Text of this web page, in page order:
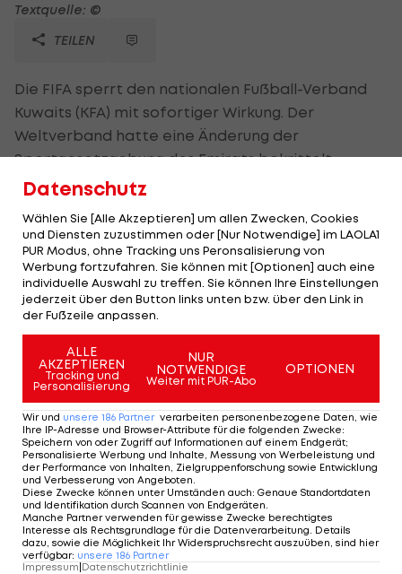
Textquelle: ©
TEILEN
Die FIFA sperrt den nationalen Fußball-Verband
Kuwaits (KFA) mit sofortiger Wirkung. Der
Weltverband hatte eine Änderung der
Sportgesetzgebung des Emirats bekrittelt,
welche die Unabhängigkeit der KFA gefährde.
umgesetzt. Durch die Sperre ist allen
kuwaitischen Fußball-Mannschaften jeglicher
"internationaler Sportkontakt" untersagt. Der
Verband und dessen Mitglieder dürfen nicht an
FIFA-Programmen oder Initiativen der asiatischen
AFC teilnehmen.
Mehr zum Thema
Datenschutz
Wählen Sie [Alle Akzeptieren] um allen Zwecken, Cookies
und Diensten zuzustimmen oder [Nur Notwendige] im LAOLA1
PUR Modus, ohne Tracking uns Peronsalisierung von
Werbung fortzufahren. Sie können mit [Optionen] auch eine
individuelle Auswahl zu treffen. Sie können Ihre Einstellungen
jederzeit über den Button links unten bzw. über den Link in
der Fußzeile anpassen.
ALLE
AKZEPTIEREN
Tracking und
Personalisierung
NUR
NOTWENDIGE
Weiter mit PUR-Abo
OPTIONEN
Wir und unsere 186 Partner verarbeiten personenbezogene Daten, wie
Ihre IP-Adresse und Browser-Attribute für die folgenden Zwecke:
Speichern von oder Zugriff auf Informationen auf einem Endgerät;
Personalisierte Werbung und Inhalte, Messung von Werbeleistung und
der Performance von Inhalten, Zielgruppenforschung sowie Entwicklung
und Verbesserung von Angeboten.
Diese Zwecke können unter Umständen auch: Genaue Standortdaten
und Identifikation durch Scannen von Endgeräten.
Manche Partner verwenden für gewisse Zwecke berechtigtes
Interesse als Rechtsgrundlage für die Datenverarbeitung. Details
dazu, sowie die Möglichkeit Ihr Widerspruchsrecht auszuüben, sind hier
verfügbar: unsere 186 Partner
Impressum Datenschutzrichtlinie